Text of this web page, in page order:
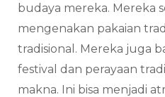
budaya mereka. Mereka
mengenakan pakaian
tradisional. Mereka juga
festival dan perayaan
makna. Ini bisa menjadi